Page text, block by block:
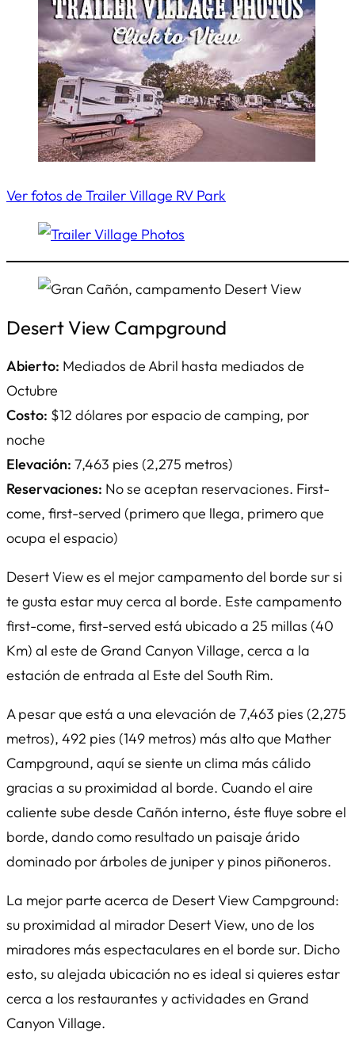
Ver fotos de Trailer Village RV Park
Desert View Campground
Abierto: Mediados de Abril hasta mediados de
Octubre
Costo: $12 dólares por espacio de camping, por
noche
Elevación: 7,463 pies (2,275 metros)
Reservaciones: No se aceptan reservaciones. First-
come, first-served (primero que llega, primero que
ocupa el espacio)
Desert View es el mejor campamento del borde sur si
te gusta estar muy cerca al borde. Este campamento
first-come, first-served está ubicado a 25 millas (40
Km) al este de Grand Canyon Village, cerca a la
estación de entrada al Este del South Rim.
A pesar que está a una elevación de 7,463 pies (2,275
metros), 492 pies (149 metros) más alto que Mather
Campground, aquí se siente un clima más cálido
gracias a su proximidad al borde. Cuando el aire
caliente sube desde Cañón interno, éste fluye sobre el
borde, dando como resultado un paisaje árido
dominado por árboles de juniper y pinos piñoneros.
La mejor parte acerca de Desert View Campground:
su proximidad al mirador Desert View, uno de los
miradores más espectaculares en el borde sur. Dicho
esto, su alejada ubicación no es ideal si quieres estar
cerca a los restaurantes y actividades en Grand
Canyon Village.